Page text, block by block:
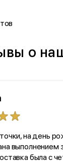
о
на день
выполнением
была с